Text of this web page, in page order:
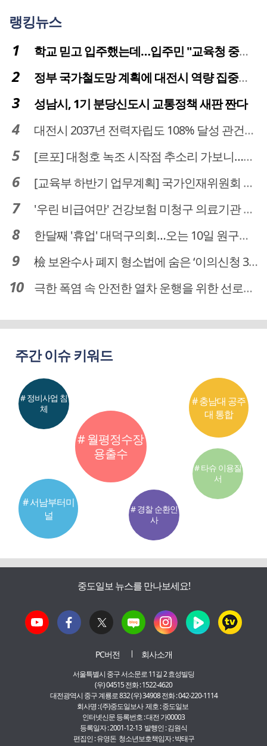
랭킹뉴스
학교 믿고 입주했는데…입주민 "교육청 중재 나서라"
정부 국가철도망 계획에 대전시 역량 집중해야
성남시, 1기 분당신도시 교통정책 새판 짠다
대전시 2037년 전력자립도 108% 달성 관건은 '주민 수용성'
[르포] 대청호 녹조 시작점 추소리 가보니…걷어내도 짙은 초록빛
[교육부 하반기 업무계획] 국가인재위원회 신설… 거점국립대 3곳 성장엔진·AI 분야 패키지 지원
'우린 비급여만' 건강보험 미청구 의료기관 대전 65곳 충남 31곳
한달째 '휴업' 대덕구의회…오는 10일 원구성 다시 돌입
檢 보완수사 폐지 형소법에 숨은 ‘이의신청 3개월 제한’…황운하는 30일 추진
극한 폭염 속 안전한 열차 운행을 위한 선로관리
주간 이슈 키워드
# 월평정수장
용출수
# 서남부터미
널
# 충남대 공주
대 통합
# 정비사업 침
체
# 경찰 순환인
사
# 타슈 이용질
서
중도일보 뉴스를 만나보세요!
PC버전 회사소개
서울특별시 중구 서소문로 11길 2 효성빌딩
(우) 04515 전화 : 1522-4620
대전광역시 중구 계룡로 832 (우) 34908 전화 : 042-220-1114
회사명 : (주)중도일보사 제호 : 중도일보
인터넷신문 등록번호 : 대전 가00003
등록일자 : 2001-12-13 발행인 : 김원식
편집인 : 유영돈 청소년보호책임자 : 박태구